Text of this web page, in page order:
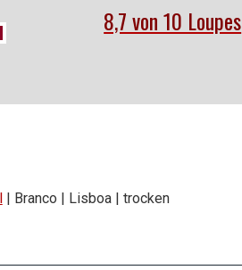
8,7 von 10 Loupes
| Branco | Lisboa | trocken